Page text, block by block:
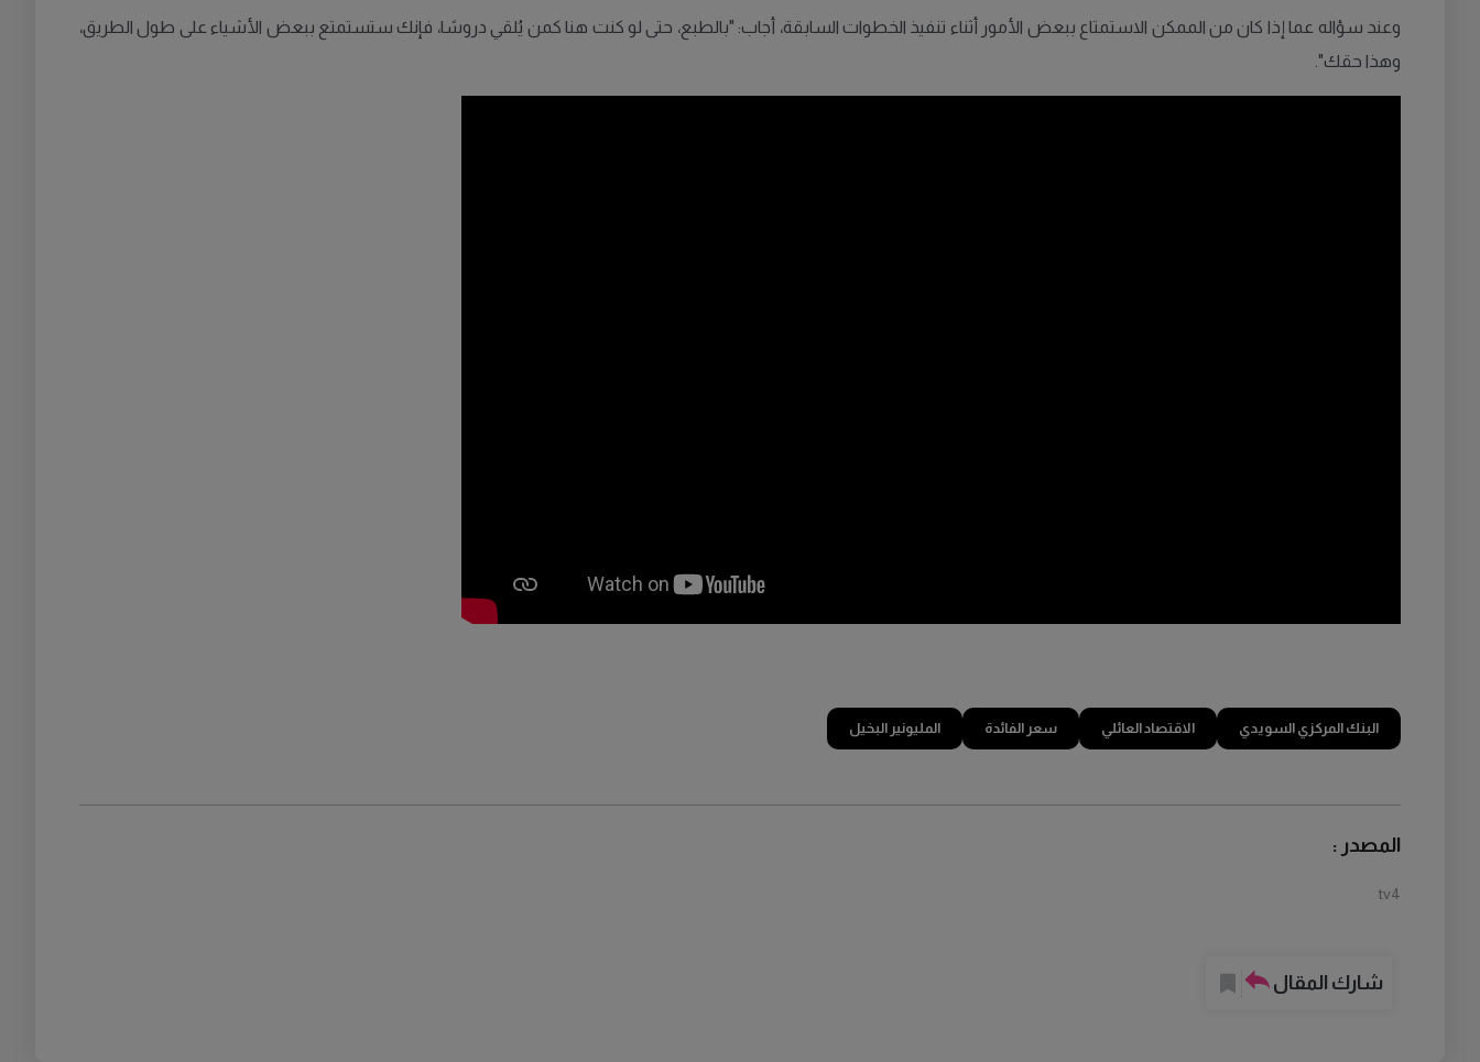
وعند سؤاله عما إذا كان من الممكن الاستمتاع ببعض الأمور أثناء تنفيذ الخطوات السابقة، أجاب: "بالطبع، حتى لو كنت هنا كمن يُلقي دروسًا، فإنك ستستمتع ببعض الأشياء على طول الطريق،
وهذا حقك".
البنك المركزي السويدي الاقتصاد العائلي سعر الفائدة المليونير البخيل
المصدر :
tv4
شارك المقال